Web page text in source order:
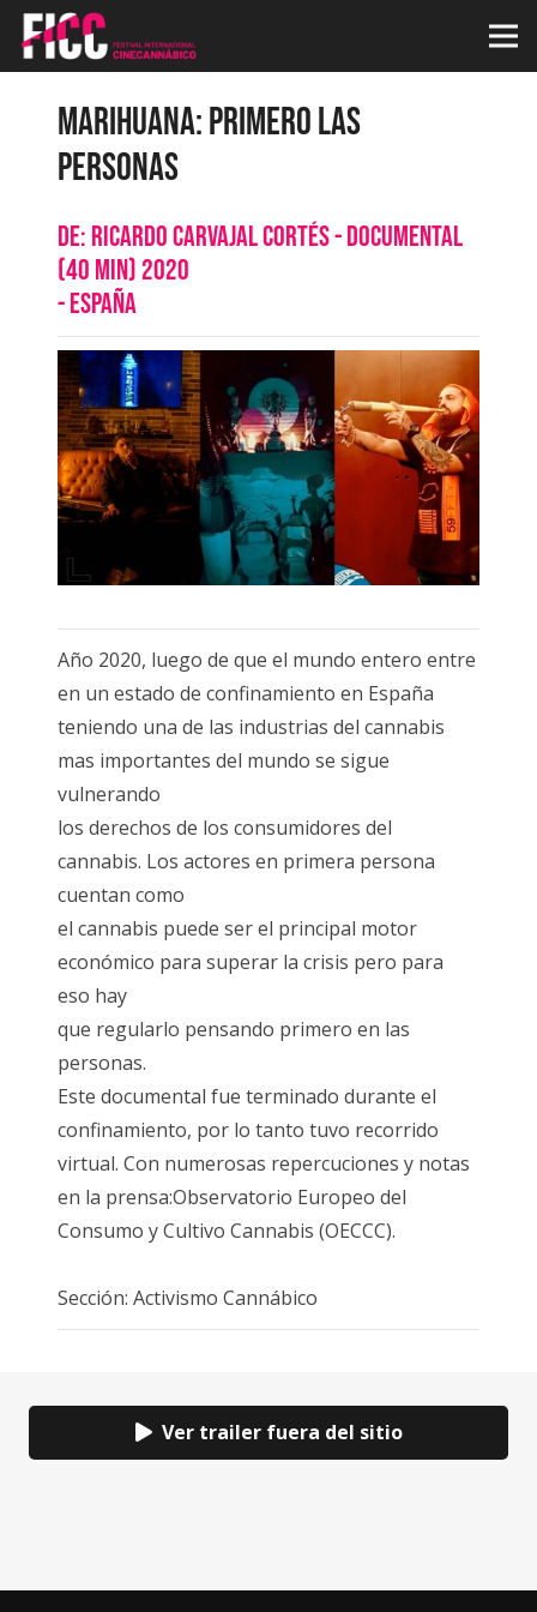
Marihuana: Primero las
personas
de: Ricardo Carvajal Cortés - Documental
(40 min) 2020
-España
Año 2020, luego de que el mundo entero entre
en un estado de confinamiento en España
teniendo una de las industrias del cannabis
mas importantes del mundo se sigue
vulnerando
los derechos de los consumidores del
cannabis. Los actores en primera persona
cuentan como
el cannabis puede ser el principal motor
económico para superar la crisis pero para
eso hay
que regularlo pensando primero en las
personas.
Este documental fue terminado durante el
confinamiento, por lo tanto tuvo recorrido
virtual. Con numerosas repercuciones y notas
en la prensa:Observatorio Europeo del
Consumo y Cultivo Cannabis (OECCC).
Sección: Activismo Cannábico
Ver trailer fuera del sitio